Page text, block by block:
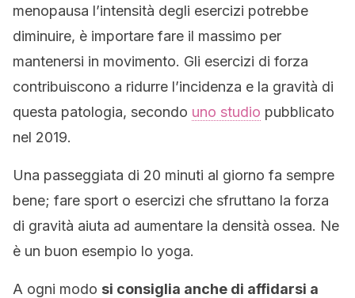
menopausa l’intensità degli esercizi potrebbe
diminuire, è importare fare il massimo per
mantenersi in movimento. Gli esercizi di forza
contribuiscono a ridurre l’incidenza e la gravità di
questa patologia, secondo uno studio pubblicato
nel 2019.
Una passeggiata di 20 minuti al giorno fa sempre
bene; fare sport o esercizi che sfruttano la forza
di gravità aiuta ad aumentare la densità ossea. Ne
è un buon esempio lo yoga.
A ogni modo si consiglia anche di affidarsi a